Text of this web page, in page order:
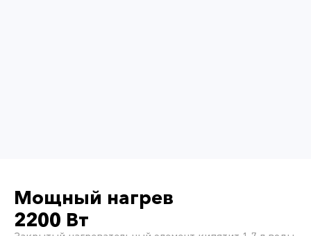
Мощный нагрев
2200 Вт